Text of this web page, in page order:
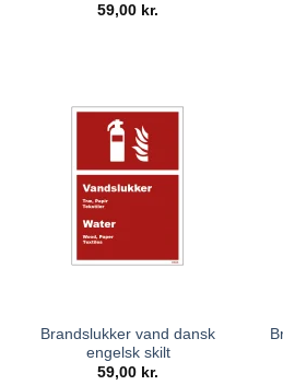
59,00 kr.
Brandslukker vand dansk
engelsk skilt
59,00 kr.